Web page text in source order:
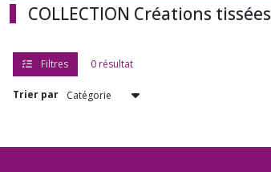
COLLECTION Créations tissées
Filtres 0 résultat
Trier par